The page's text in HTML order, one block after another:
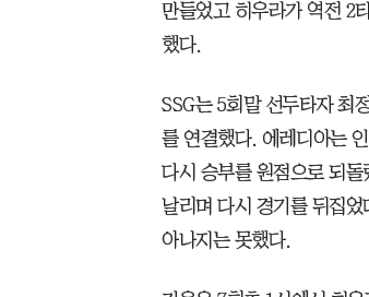
만들었고 히우라가 역전 2
했다.
SSG는 5회말 선두타자 최
를 연결했다. 에레디아는
다시 승부를 원점으로 되
날리며 다시 경기를 뒤집
아나지는 못했다.